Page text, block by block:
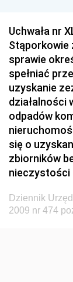
Dziennik
Przemysłu
Dziennik
Społecznej
Dziennik
i
Dziennik
Dziennik
i
Dziennik
Dziennik
Uchwała nr
Stąporkowie
sprawie
spełniać
uzyskanie
działalności
odpadów
się o
zbiorników
nieczystości
Dziennik
2009 nr 474